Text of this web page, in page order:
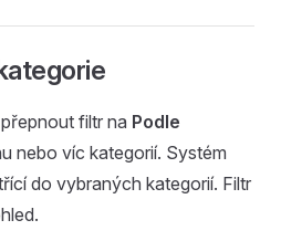
filtr na Podle
nebo víc kategorií. Systém
do vybraných kategorií. Filtr